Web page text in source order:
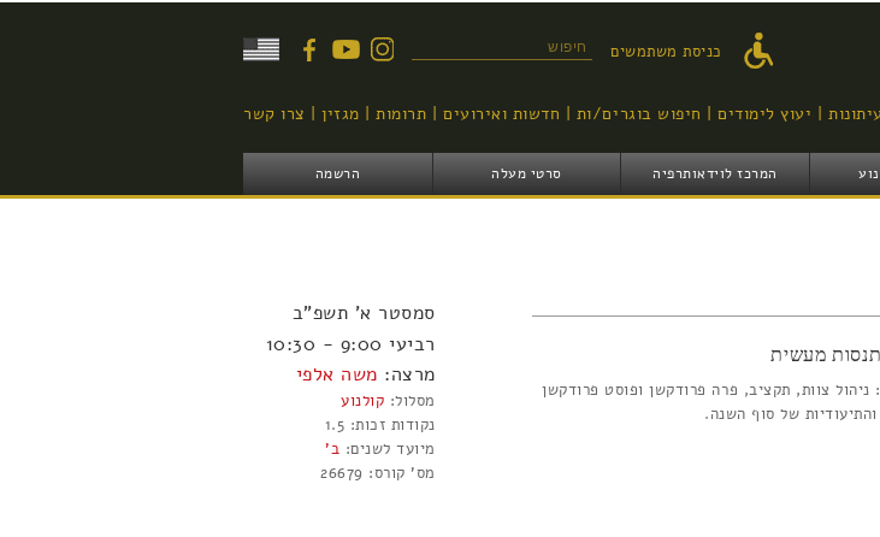
העיקרי
טופס חיפוש כניסת משתמשים
יעוץ לימודים חיפוש בוגרים/ות חדשות ואירועים תרומות מגזין צרו קשר
המרכז לוידאותרפיה סרטי מעלה הרשמה
מעשית
ניהול צוות, תקציב, פרה פרודקשן ופוסט פרודקשן
של סוף השנה.
סמסטר א' תשפ"ב
רביעי 9:00 - 10:30
מרצה: משה אלפי
מסלול: קולנוע
נקודות זכות: 1.5
מיועד לשנים: ב'
מס' קורס: 26679